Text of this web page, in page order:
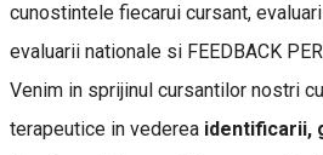
cunostintele fiecarui cursant,
evaluarii nationale si FEEDBACK
Venim in sprijinul cursantilor nostri
terapeutice in vederea identificarii,